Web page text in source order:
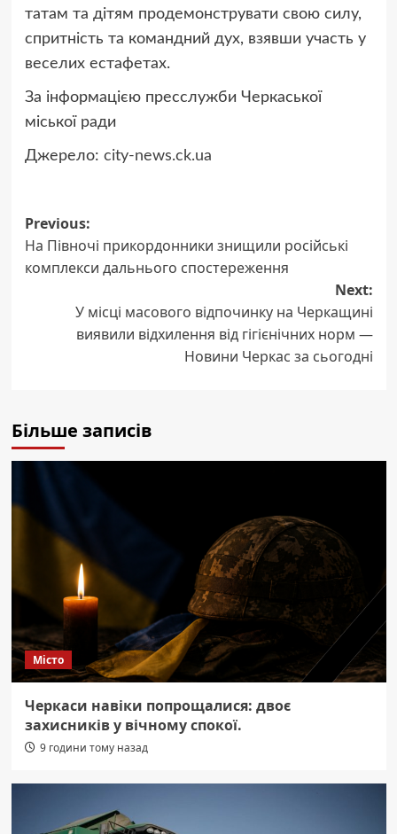
татам та дітям продемонструвати свою силу,
спритність та командний дух, взявши участь у
веселих естафетах.
За інформацією пресслужби Черкаської
міської ради
Джерело: city-news.ck.ua
Post
navigation
Previous:
На Півночі прикордонники знищили російські
комплекси дальнього спостереження
Next:
У місці масового відпочинку на Черкащині
виявили відхилення від гігієнічних норм —
Новини Черкас за сьогодні
Більше записів
Місто
Черкаси навіки попрощалися: двоє
захисників у вічному спокої.
9 години тому назад